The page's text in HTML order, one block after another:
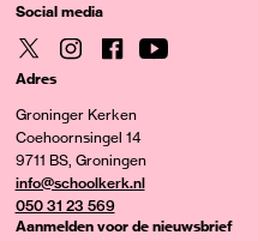
Social media
Adres
Groninger Kerken
Coehoornsingel 14
9711 BS, Groningen
info@schoolkerk.nl
050 31 23 569
Aanmelden voor de nieuwsbrief